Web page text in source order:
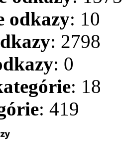
odkazy: 10
: 2798
: 0
: 18
: 419